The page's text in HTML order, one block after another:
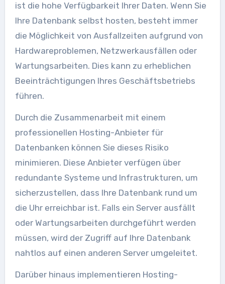
ist die hohe Verfügbarkeit Ihrer Daten. Wenn Sie
Ihre Datenbank selbst hosten, besteht immer
die Möglichkeit von Ausfallzeiten aufgrund von
Hardwareproblemen, Netzwerkausfällen oder
Wartungsarbeiten. Dies kann zu erheblichen
Beeinträchtigungen Ihres Geschäftsbetriebs
führen.
Durch die Zusammenarbeit mit einem
professionellen Hosting-Anbieter für
Datenbanken können Sie dieses Risiko
minimieren. Diese Anbieter verfügen über
redundante Systeme und Infrastrukturen, um
sicherzustellen, dass Ihre Datenbank rund um
die Uhr erreichbar ist. Falls ein Server ausfällt
oder Wartungsarbeiten durchgeführt werden
müssen, wird der Zugriff auf Ihre Datenbank
nahtlos auf einen anderen Server umgeleitet.
Darüber hinaus implementieren Hosting-